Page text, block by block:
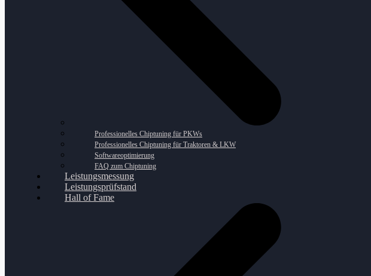
Professionelles Chiptuning für PKWs
Professionelles Chiptuning für Traktoren & LKW
Softwareoptimierung
FAQ zum Chiptuning
Leistungsmessung
Leistungsprüfstand
Hall of Fame